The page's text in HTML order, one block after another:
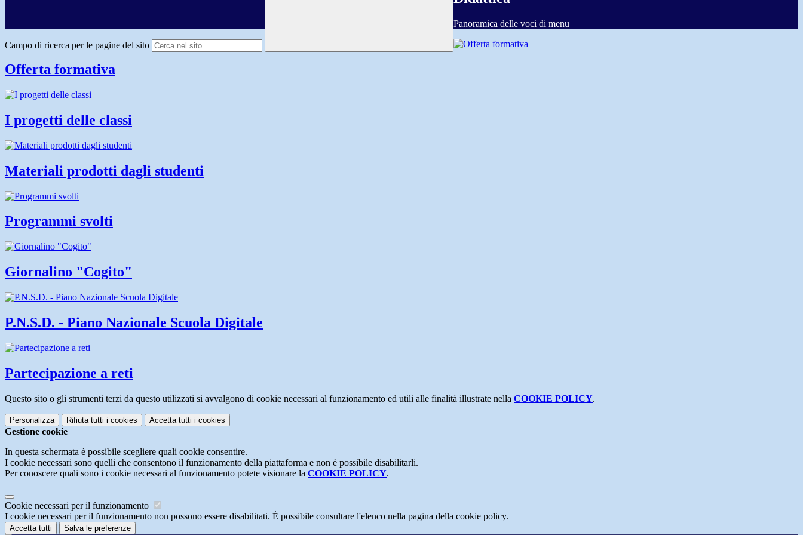
Campo di ricerca per le pagine del sito
Panoramica delle voci di menu
Offerta formativa
I progetti delle classi
Materiali prodotti dagli studenti
Programmi svolti
Giornalino "Cogito"
P.N.S.D. - Piano Nazionale Scuola Digitale
Partecipazione a reti
Questo sito o gli strumenti terzi da questo utilizzati si avvalgono di cookie necessari al funzionamento ed utili alle finalità illustrate nella COOKIE POLICY.
Personalizza Rifiuta tutti i cookies Accetta tutti i cookies
Gestione cookie
In questa schermata è possibile scegliere quali cookie consentire.
I cookie necessari sono quelli che consentono il funzionamento della piattaforma e non è possibile disabilitarli.
Per conoscere quali sono i cookie necessari al funzionamento potete visionare la COOKIE POLICY.
Cookie necessari per il funzionamento
I cookie necessari per il funzionamento non possono essere disabilitati. È possibile consultare l'elenco nella pagina della cookie policy.
Accetta tutti Salva le preferenze